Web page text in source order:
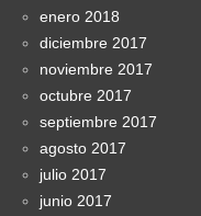
enero 2018
diciembre 2017
noviembre 2017
octubre 2017
septiembre 2017
agosto 2017
julio 2017
junio 2017